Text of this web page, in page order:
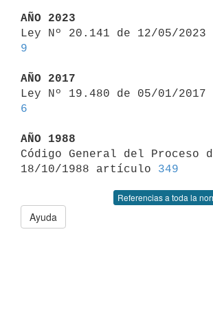
AÑO 2023
9
AÑO 2017
6
AÑO 1988
Código General del Proceso
18/10/1988 artículo 349
Referencias a toda la
Ayuda